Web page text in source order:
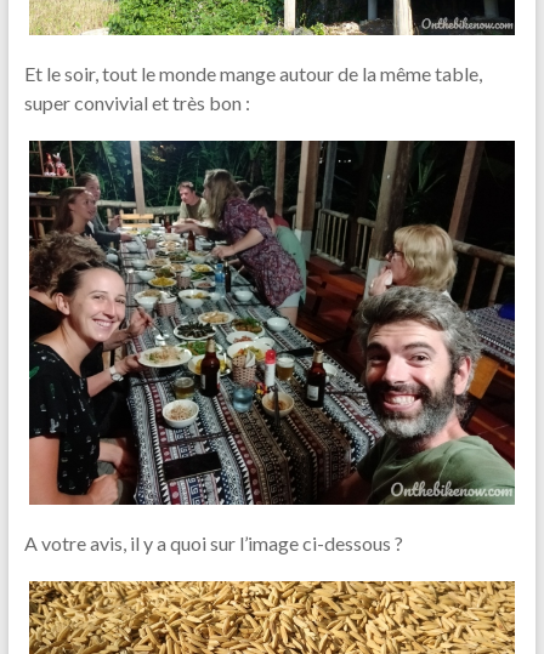
Et le soir, tout le monde mange autour de la même table,
super convivial et très bon :
A votre avis, il y a quoi sur l’image ci-dessous ?